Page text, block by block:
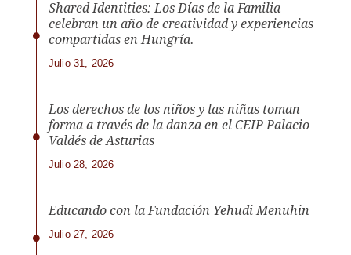
Shared Identities: Los Días de la Familia
celebran un año de creatividad y experiencias
compartidas en Hungría.
Julio 31, 2026
Los derechos de los niños y las niñas toman
forma a través de la danza en el CEIP Palacio
Valdés de Asturias
Julio 28, 2026
Educando con la Fundación Yehudi Menuhin
Julio 27, 2026